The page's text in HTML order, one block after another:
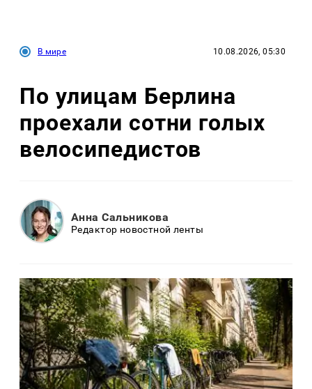
В мире 10.08.2026, 05:30
По улицам Берлина
проехали сотни голых
велосипедистов
Анна Сальникова
Редактор новостной ленты